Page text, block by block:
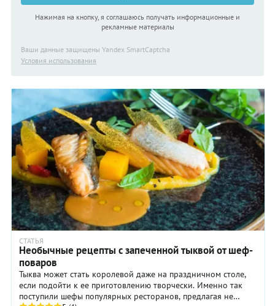
Нажимая на кнопку, я соглашаюсь получать информационные и
рекламные материалы
Ваши данные защищены Yandex SmartCaptcha
Условия использования
СТАТЬЯ
Необычные рецепты с запеченной тыквой от шеф-
поваров
Тыква может стать королевой даже на праздничном столе,
если подойти к ее приготовлению творчески. Именно так
поступили шефы популярных ресторанов, предлагая не